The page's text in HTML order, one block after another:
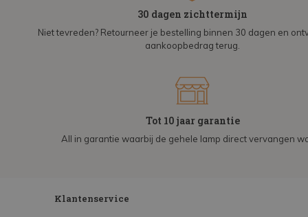
30 dagen zichttermijn
Niet tevreden? Retourneer je bestelling binnen 30 dagen en
aankoopbedrag terug.
Tot 10 jaar garantie
All in garantie waarbij de gehele lamp direct vervangen
Klantenservice